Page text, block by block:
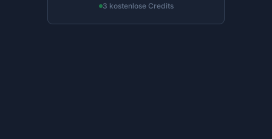
3 kostenlose Credits